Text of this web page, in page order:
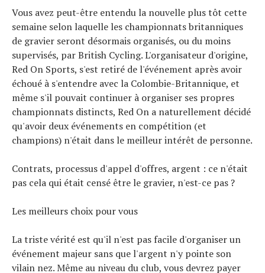
Vous avez peut-être entendu la nouvelle plus tôt cette
semaine selon laquelle les championnats britanniques
de gravier seront désormais organisés, ou du moins
supervisés, par British Cycling. L'organisateur d'origine,
Red On Sports, s'est retiré de l'événement après avoir
échoué à s'entendre avec la Colombie-Britannique, et
même s'il pouvait continuer à organiser ses propres
championnats distincts, Red On a naturellement décidé
qu'avoir deux événements en compétition (et
champions) n'était dans le meilleur intérêt de personne.
Contrats, processus d'appel d'offres, argent : ce n'était
pas cela qui était censé être le gravier, n'est-ce pas ?
Les meilleurs choix pour vous
La triste vérité est qu'il n'est pas facile d'organiser un
événement majeur sans que l'argent n'y pointe son
vilain nez. Même au niveau du club, vous devrez payer
Tests de produits
Conseils
Tendances
Tous nos articles
À propos